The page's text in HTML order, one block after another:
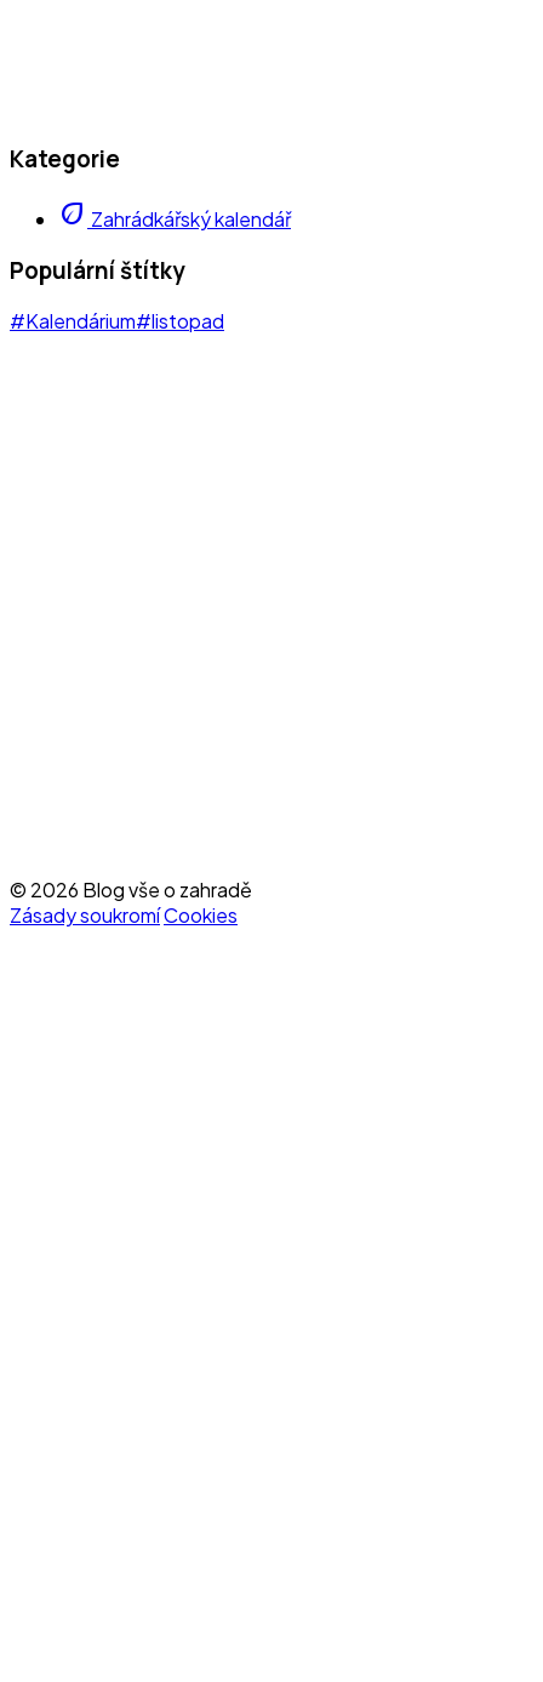
Kategorie
eco Zahrádkářský kalendář
Populární štítky
#Kalendárium#listopad
© 2026 Blog vše o zahradě
Zásady soukromíCookies